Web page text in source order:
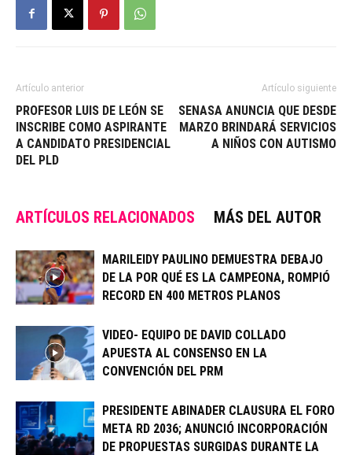
Artículo anterior
PROFESOR LUIS DE LEÓN SE
INSCRIBE COMO ASPIRANTE
A CANDIDATO PRESIDENCIAL
DEL PLD
Artículo siguiente
SENASA ANUNCIA QUE DESDE
MARZO BRINDARÁ SERVICIOS
A NIÑOS CON AUTISMO
ARTÍCULOS RELACIONADOS MÁS DEL AUTOR
MARILEIDY PAULINO DEMUESTRA DEBAJO
DE LA POR QUÉ ES LA CAMPEONA, ROMPIÓ
RECORD EN 400 METROS PLANOS
VIDEO- EQUIPO DE DAVID COLLADO
APUESTA AL CONSENSO EN LA
CONVENCIÓN DEL PRM
PRESIDENTE ABINADER CLAUSURA EL FORO
META RD 2036; ANUNCIÓ INCORPORACIÓN
DE PROPUESTAS SURGIDAS DURANTE LA